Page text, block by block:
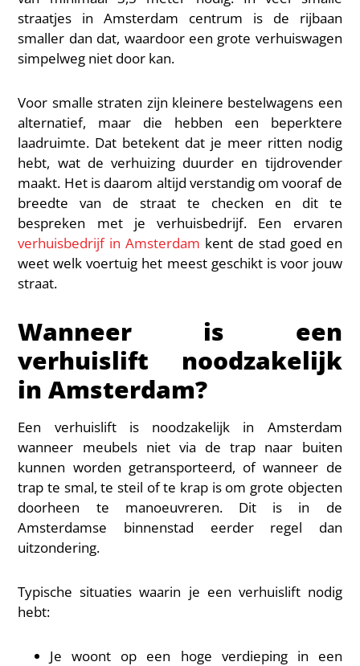
straatjes in Amsterdam centrum is de rijbaan
smaller dan dat, waardoor een grote verhuiswagen
simpelweg niet door kan.
Voor smalle straten zijn kleinere bestelwagens een
alternatief, maar die hebben een beperktere
laadruimte. Dat betekent dat je meer ritten nodig
hebt, wat de verhuizing duurder en tijdrovender
maakt. Het is daarom altijd verstandig om vooraf de
breedte van de straat te checken en dit te
bespreken met je verhuisbedrijf. Een ervaren
verhuisbedrijf in Amsterdam kent de stad goed en
weet welk voertuig het meest geschikt is voor jouw
straat.
Wanneer is een
verhuislift noodzakelijk
in Amsterdam?
Een verhuislift is noodzakelijk in Amsterdam
wanneer meubels niet via de trap naar buiten
kunnen worden getransporteerd, of wanneer de
trap te smal, te steil of te krap is om grote objecten
doorheen te manoeuvreren. Dit is in de
Amsterdamse binnenstad eerder regel dan
uitzondering.
Typische situaties waarin je een verhuislift nodig
hebt:
Je woont op een hoge verdieping in een